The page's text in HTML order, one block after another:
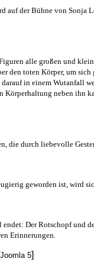
auf der Bühne von
alle großen und
den toten Körper, um
in einem Wutanfall
neben ihn
die durch liebevolle
geworden ist, wird
Der Rotschopf und
Erinnerungen.
Joomla 5]